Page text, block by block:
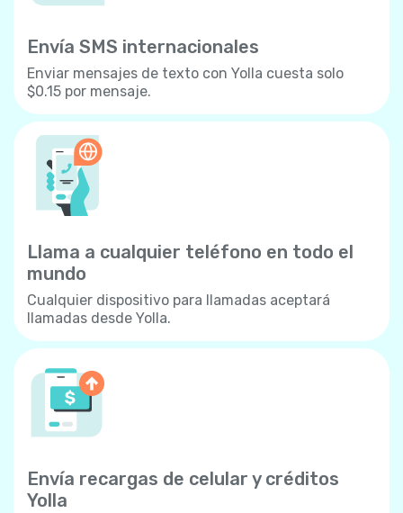
Envía SMS internacionales
Enviar mensajes de texto con Yolla cuesta solo
$0.15 por mensaje.
Llama a cualquier teléfono en todo el
mundo
Cualquier dispositivo para llamadas aceptará
llamadas desde Yolla.
Envía recargas de celular y créditos
Yolla